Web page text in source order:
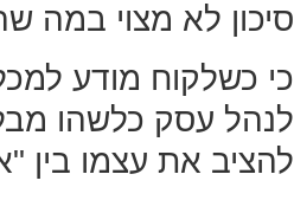
סיכון לא מצוי במה
כי כשלקוח מודע
לנהל עסק כלשהו
להציב את עצמו בין